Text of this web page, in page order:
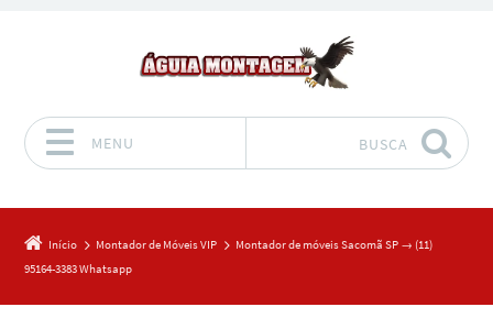
MENU BUSCA
Início Montador de Móveis VIP
Montador de móveis Sacomã SP → (11)
95164-3383 Whatsapp